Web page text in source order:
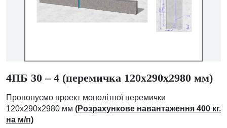
4ПБ 30 – 4 (перемичка 120х290х2980 мм)
Пропонуємо проект монолітної перемички
120х290х2980 мм (Розрахункове навантаження 400 кг.
на м/п)